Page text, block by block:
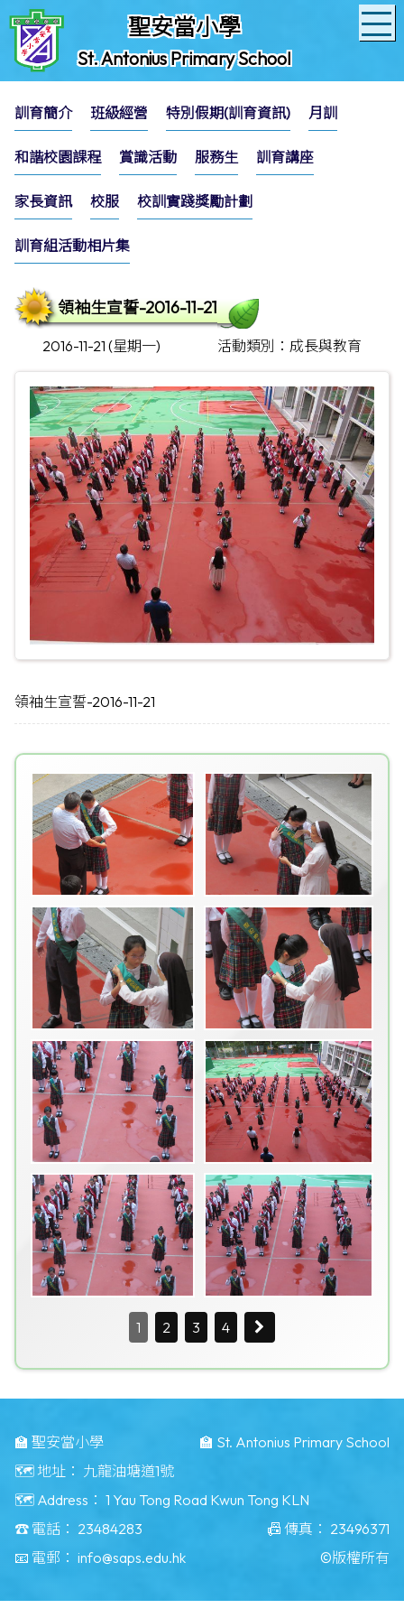
聖安當小學
St. Antonius Primary School
訓育簡介 班級經營 特別假期(訓育資訊) 月訓
和諧校園課程 賞識活動 服務生 訓育講座
家長資訊 校服 校訓實踐獎勵計劃
訓育組活動相片集
領袖生宣誓-2016-11-21
2016-11-21 (星期一) 活動類別：成長與教育
領袖生宣誓-2016-11-21
1 2 3 4
🏫 聖安當小學
🏫 St. Antonius Primary School
🗺️ 地址： 九龍油塘道1號
🗺️ Address： 1 Yau Tong Road Kwun Tong KLN
☎️ 電話： 23484283 📠 傳真： 23496371
📧 電郵： info@saps.edu.hk ©版權所有